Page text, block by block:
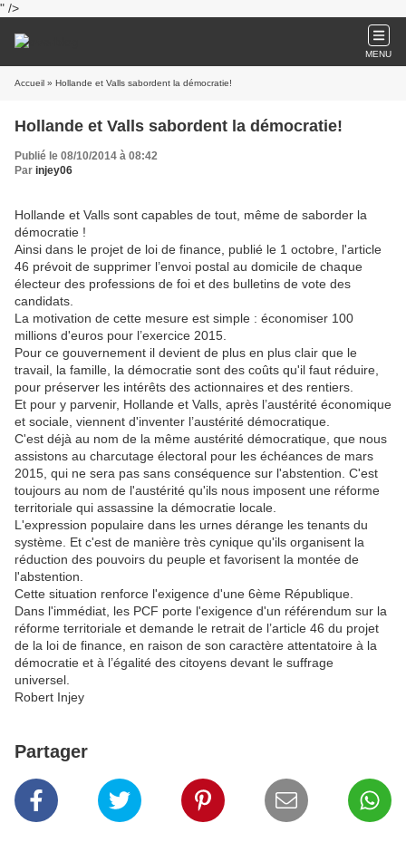
" />
MENU
Accueil » Hollande et Valls sabordent la démocratie!
Hollande et Valls sabordent la démocratie!
Publié le 08/10/2014 à 08:42
Par injey06
Hollande et Valls sont capables de tout, même de saborder la
démocratie !
Ainsi dans le projet de loi de finance, publié le 1 octobre, l'article
46 prévoit de supprimer l’envoi postal au domicile de chaque
électeur des professions de foi et des bulletins de vote des
candidats.
La motivation de cette mesure est simple : économiser 100
millions d'euros pour l’exercice 2015.
Pour ce gouvernement il devient de plus en plus clair que le
travail, la famille, la démocratie sont des coûts qu'il faut réduire,
pour préserver les intérêts des actionnaires et des rentiers.
Et pour y parvenir, Hollande et Valls, après l’austérité économique
et sociale, viennent d'inventer l’austérité démocratique.
C'est déjà au nom de la même austérité démocratique, que nous
assistons au charcutage électoral pour les échéances de mars
2015, qui ne sera pas sans conséquence sur l'abstention. C'est
toujours au nom de l'austérité qu'ils nous imposent une réforme
territoriale qui assassine la démocratie locale.
L'expression populaire dans les urnes dérange les tenants du
système. Et c'est de manière très cynique qu'ils organisent la
réduction des pouvoirs du peuple et favorisent la montée de
l'abstention.
Cette situation renforce l'exigence d'une 6ème République.
Dans l'immédiat, les PCF porte l'exigence d'un référendum sur la
réforme territoriale et demande le retrait de l’article 46 du projet
de la loi de finance, en raison de son caractère attentatoire à la
démocratie et à l’égalité des citoyens devant le suffrage
universel.
Robert Injey
Partager